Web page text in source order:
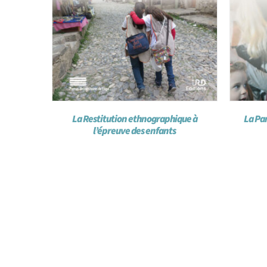
La Restitution ethnographique à
l’épreuve des enfants
La